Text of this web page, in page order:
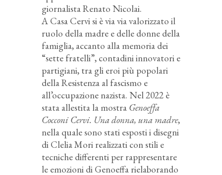
giornalista Renato Nicolai.
A Casa Cervi si è via via valorizzato il
ruolo della madre e delle donne della
famiglia, accanto alla memoria dei
“sette fratelli”, contadini innovatori e
partigiani, tra gli eroi più popolari
della Resistenza al fascismo e
all’occupazione nazista. Nel 2022 è
stata allestita la mostra Genoeffa
Cocconi Cervi. Una donna, una madre,
nella quale sono stati esposti i disegni
di Clelia Mori realizzati con stili e
tecniche differenti per rappresentare
le emozioni di Genoeffa rielaborando